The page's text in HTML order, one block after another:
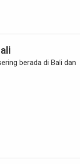
berada di Bali dan